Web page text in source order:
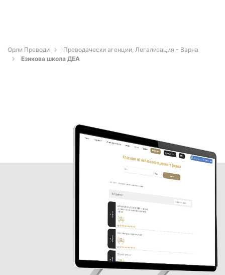
Орли Преводи
Преводачески агенции, Легализация - Варна
Езикова школа ДЕА